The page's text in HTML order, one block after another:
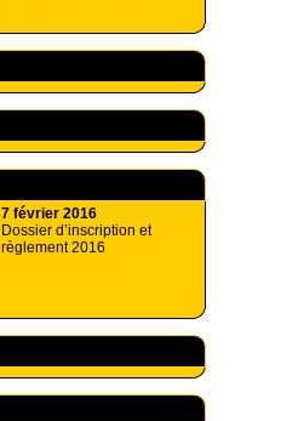
7 février 2016
Dossier d’inscription et
règlement 2016